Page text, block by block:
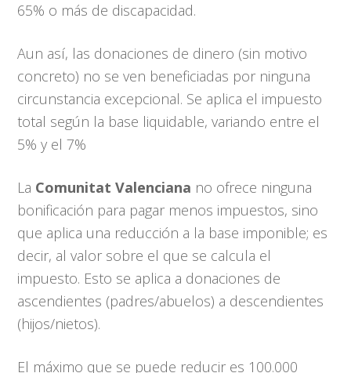
65% o más de discapacidad.
Aun así, las donaciones de dinero (sin motivo
concreto) no se ven beneficiadas por ninguna
circunstancia excepcional. Se aplica el impuesto
total según la base liquidable, variando entre el
5% y el 7%
La Comunitat Valenciana no ofrece ninguna
bonificación para pagar menos impuestos, sino
que aplica una reducción a la base imponible; es
decir, al valor sobre el que se calcula el
impuesto. Esto se aplica a donaciones de
ascendientes (padres/abuelos) a descendientes
(hijos/nietos).
El máximo que se puede reducir es 100.000